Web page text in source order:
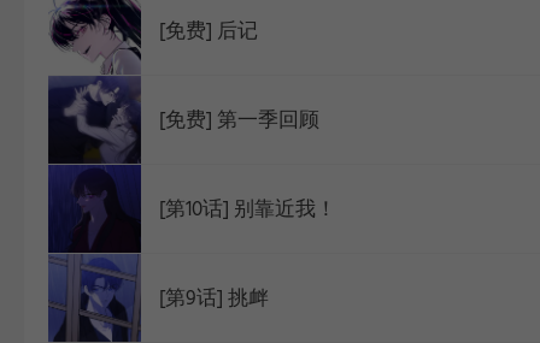
WEBTOON [免费] 后记
[免费] 第一季回顾
[第10话] 别靠近我！
[第9话] 挑衅